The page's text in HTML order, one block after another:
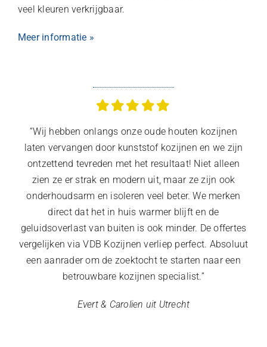
veel kleuren verkrijgbaar.
Meer informatie »
“Wij hebben onlangs onze oude houten kozijnen
laten vervangen door kunststof kozijnen en we zijn
ontzettend tevreden met het resultaat! Niet alleen
zien ze er strak en modern uit, maar ze zijn ook
onderhoudsarm en isoleren veel beter. We merken
direct dat het in huis warmer blijft en de
geluidsoverlast van buiten is ook minder. De offertes
vergelijken via VDB Kozijnen verliep perfect. Absoluut
een aanrader om de zoektocht te starten naar een
betrouwbare kozijnen specialist.”
Evert & Carolien uit Utrecht